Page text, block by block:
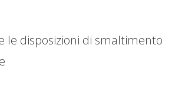
le disposizioni di smaltimento